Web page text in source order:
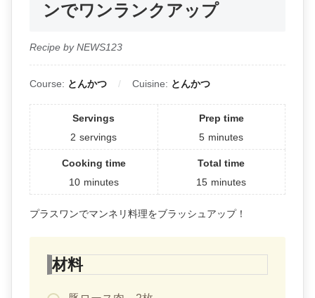
ンでワンランクアップ
Recipe by NEWS123
Course: とんかつ Cuisine: とんかつ
Servings
2 servings
Prep time
5 minutes
Cooking time
10 minutes
Total time
15 minutes
プラスワンでマンネリ料理をブラッシュアップ！
材料